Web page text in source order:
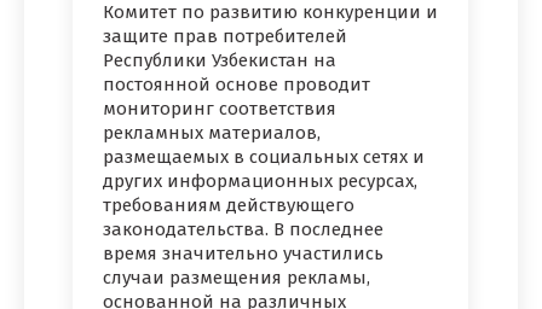
Комитет по развитию конкуренции и
защите прав потребителей
Республики Узбекистан на
постоянной основе проводит
мониторинг соответствия
рекламных материалов,
размещаемых в социальных сетях и
других информационных ресурсах,
требованиям действующего
законодательства. В последнее
время значительно участились
случаи размещения рекламы,
основанной на различных